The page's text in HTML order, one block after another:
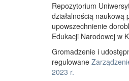
Repozytorium
działalnością
upowszechnienie
Edukacji Narodowej w
Gromadzenie i
regulowane
2023 r.